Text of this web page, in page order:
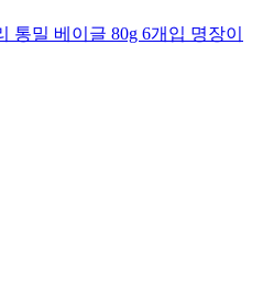
밀 베이글 80g 6개입 명장이